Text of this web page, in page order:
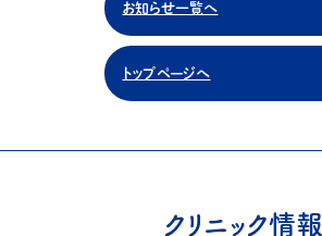
お知らせ一覧へ
トップページへ
クリニック情報